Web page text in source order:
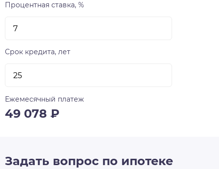
Процентная ставка, %
Срок кредита, лет
Ежемесячный платеж
49 078 ₽
Задать вопрос по ипотеке